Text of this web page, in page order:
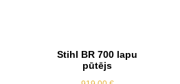
Stihl BR 700 lapu
pūtējs